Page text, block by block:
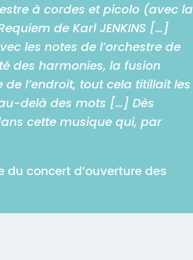
à cordes et picolo (avec la
de Karl JENKINS […]
les notes de l’orchestre de
des harmonies, la fusion
l’endroit, tout cela titillait les
delà des mots […] Dès
cette musique qui, par
du concert d’ouverture des